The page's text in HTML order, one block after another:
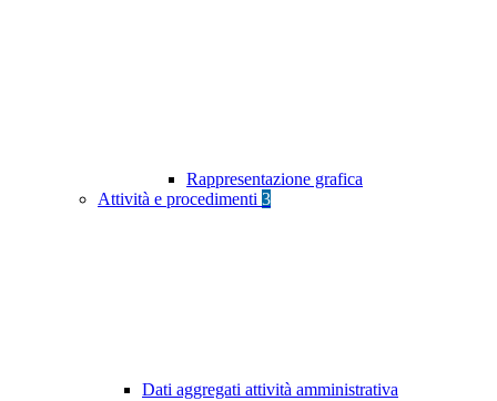
Rappresentazione grafica
Attività e procedimenti 3
Dati aggregati attività amministrativa